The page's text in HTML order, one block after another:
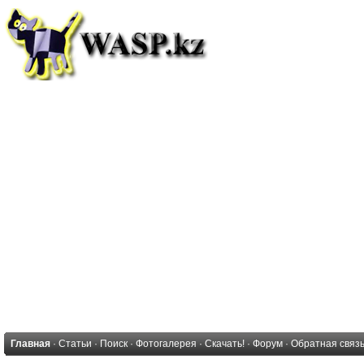
Главная · Статьи · Поиск · Фотогалерея · Скачать! · Форум · Обратная связь